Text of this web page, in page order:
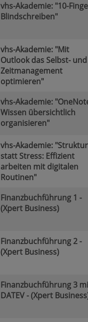
vhs-Akademie: "10-
Blindschreiben"
vhs-Akademie: "Mit
Outlook das Selbst- und
Zeitmanagement
optimieren"
vhs-Akademie:
Wissen übersichtlich
organisieren"
vhs-Akademie: "Struktur
statt Stress: Effizient
arbeiten mit digitalen
Routinen"
Finanzbuchführung 1 -
(Xpert Business)
Finanzbuchführung 2 -
(Xpert Business)
Finanzbuchführung 3
DATEV - (Xpert